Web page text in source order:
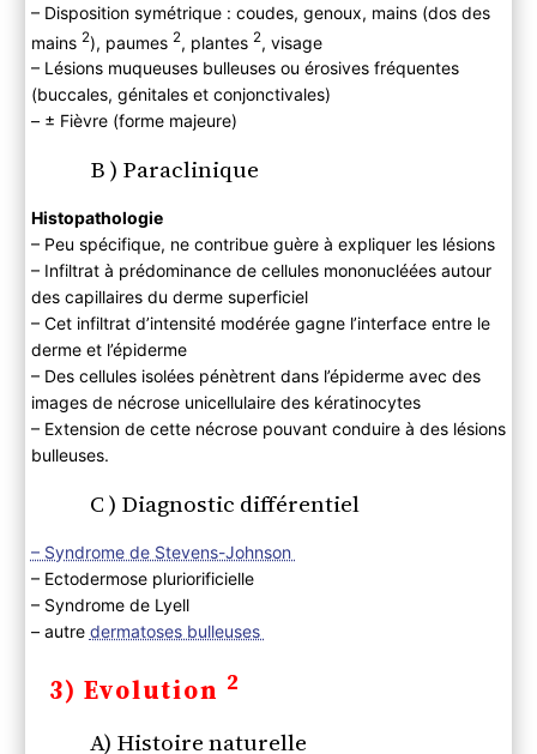
– Disposition symétrique : coudes, genoux, mains (dos des
mains 2), paumes 2, plantes 2, visage
– Lésions muqueuses bulleuses ou érosives fréquentes
(buccales, génitales et conjonctivales)
– ± Fièvre (forme majeure)
B ) Paraclinique
Histopathologie
– Peu spécifique, ne contribue guère à expliquer les lésions
– Infiltrat à prédominance de cellules mononucléées autour
des capillaires du derme superficiel
– Cet infiltrat d’intensité modérée gagne l’interface entre le
derme et l’épiderme
– Des cellules isolées pénètrent dans l’épiderme avec des
images de nécrose unicellulaire des kératinocytes
– Extension de cette nécrose pouvant conduire à des lésions
bulleuses.
C ) Diagnostic différentiel
– Syndrome de Stevens-Johnson
– Ectodermose pluriorificielle
– Syndrome de Lyell
– autre dermatoses bulleuses
3) Evolution 2
A) Histoire naturelle